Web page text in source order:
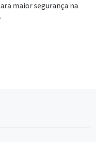
maior segurança na